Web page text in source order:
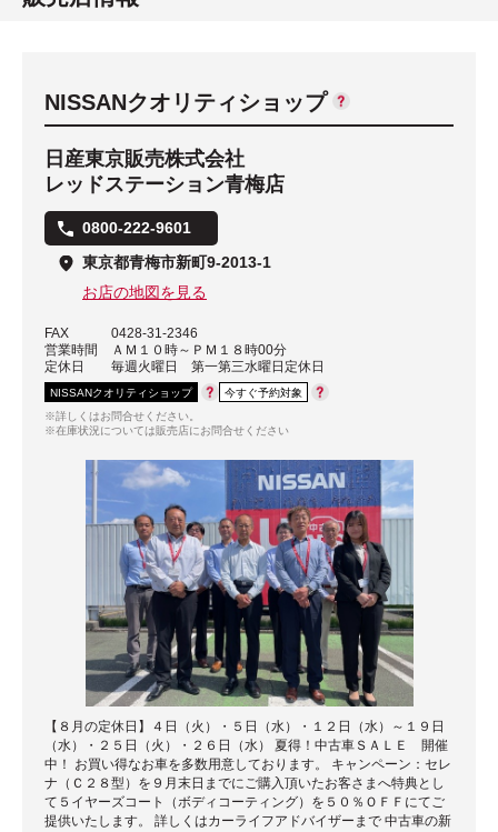
NISSANクオリティショップ
日産東京販売株式会社
レッドステーション青梅店
0800-222-9601
東京都青梅市新町9-2013-1
お店の地図を見る
FAX
0428-31-2346
営業時間
ＡＭ１０時～ＰＭ１８時00分
定休日
毎週火曜日 第一第三水曜日定休日
NISSANクオリティショップ
今すぐ予約対象
※詳しくはお問合せください。
※在庫状況については販売店にお問合せください
【８月の定休日】４日（火）・５日（水）・１２日（水）～１９日
（水）・２５日（火）・２６日（水） 夏得！中古車ＳＡＬＥ 開催
中！ お買い得なお車を多数用意しております。 キャンペーン：セレ
ナ（Ｃ２８型）を９月末日までにご購入頂いたお客さまへ特典とし
て５イヤーズコート（ボディコーティング）を５０％ＯＦＦにてご
提供いたします。 詳しくはカーライフアドバイザーまで 中古車の新